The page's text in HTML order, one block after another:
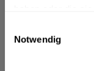
Notwendig